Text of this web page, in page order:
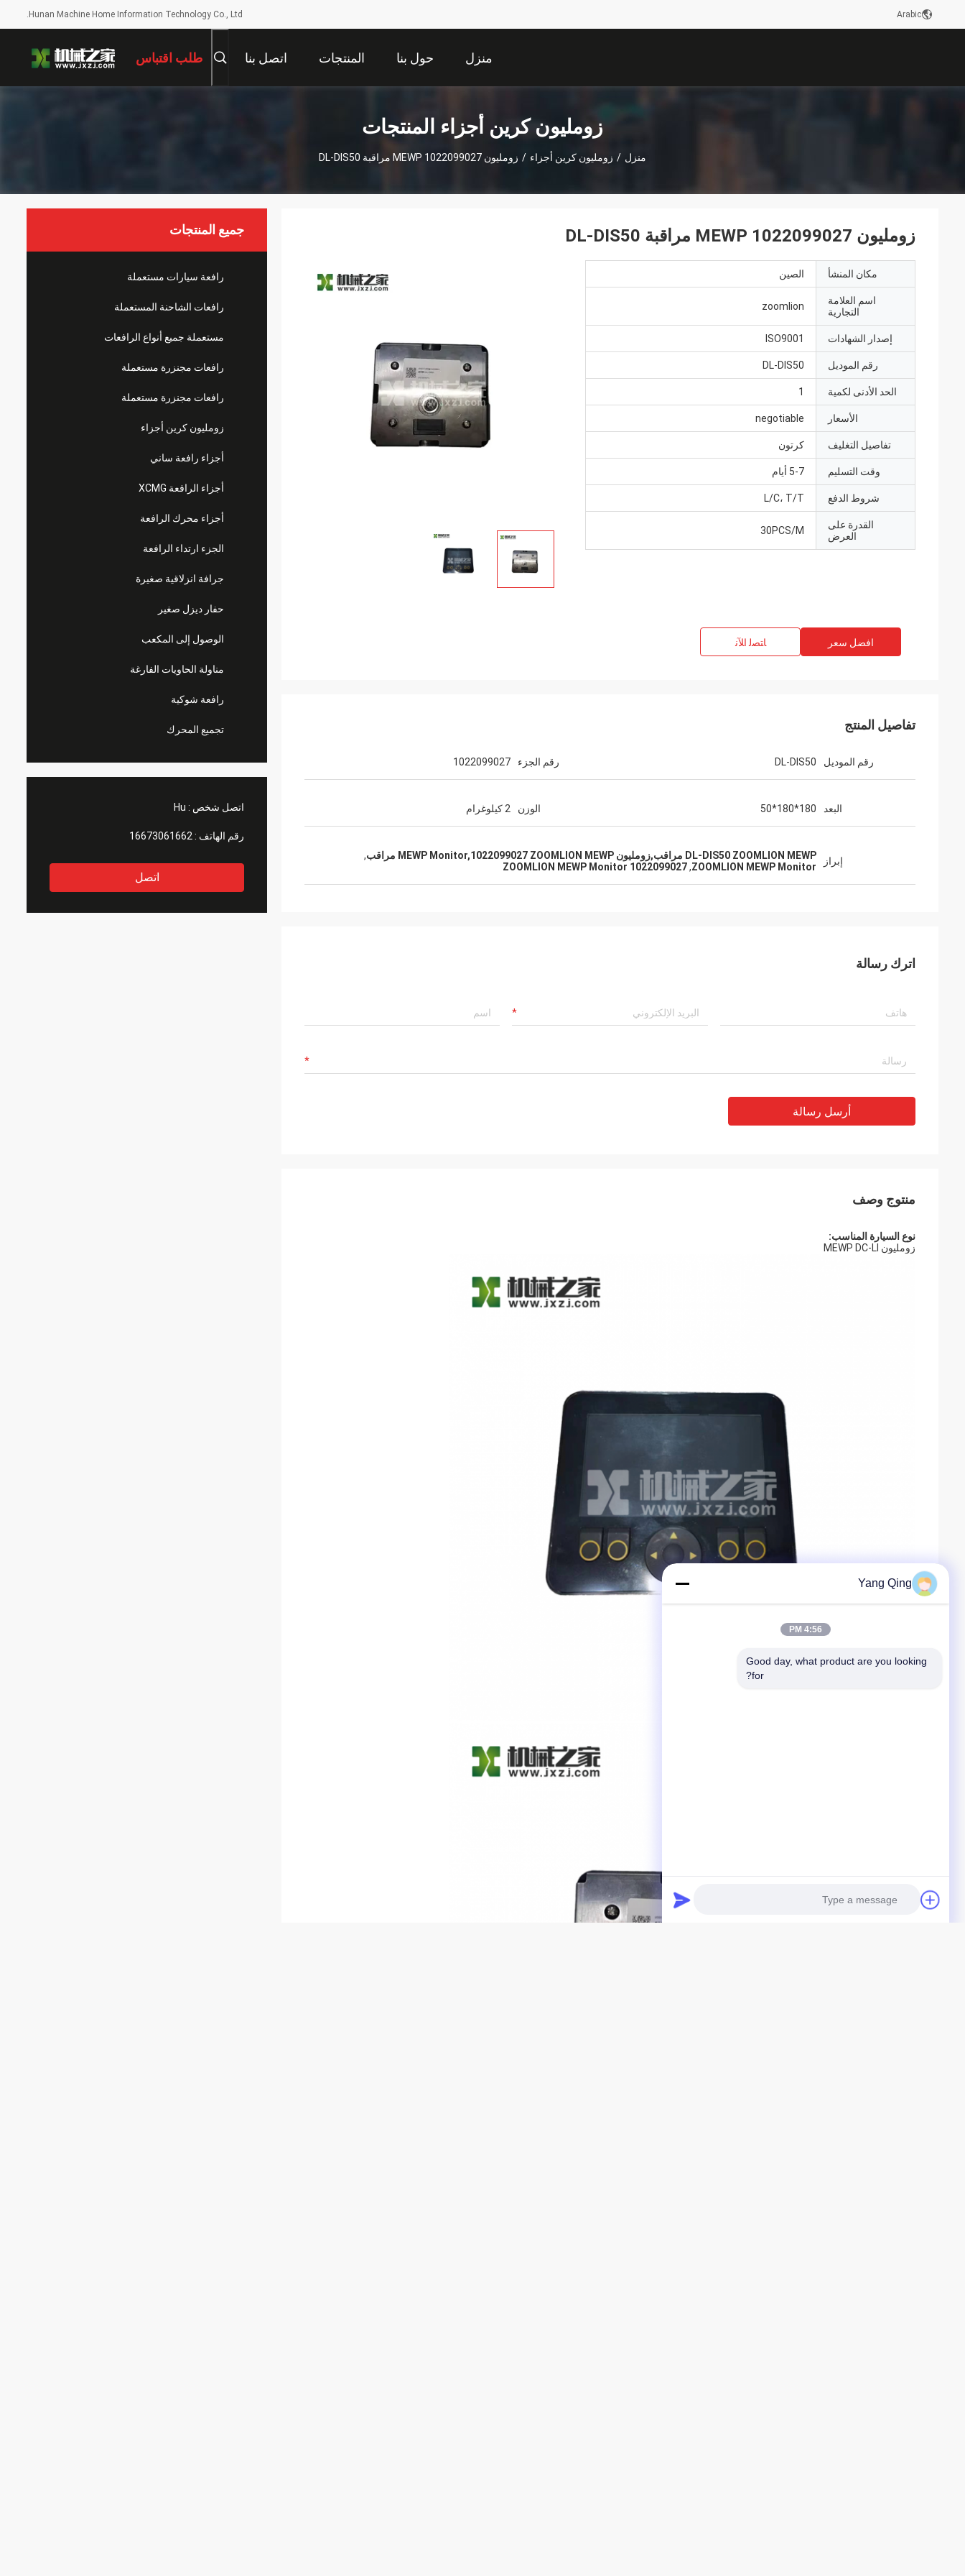
Hunan Machine Home Information Technology Co., Ltd. Arabic
منزل حول بنا المنتجات اتصل بنا طلب اقتباس
زومليون كرين أجزاء المنتجات
منزل / زومليون كرين أجزاء / زومليون MEWP 1022099027 مراقبة DL-DIS50
جميع المنتجات
رافعة سيارات مستعملة
رافعات الشاحنة المستعملة
مستعملة جميع أنواع الرافعات
رافعات مجنزرة مستعملة
رافعات مجنزرة مستعملة
زومليون كرين أجزاء
أجزاء رافعة ساني
أجزاء الرافعة XCMG
أجزاء محرك الرافعة
الجزء ارتداء الرافعة
جرافة انزلاقية صغيرة
حفار ديزل صغير
الوصول إلى المكعب
مناولة الحاويات الفارغة
رافعة شوكية
تجميع المحرك
اتصل شخص : Hu
رقم الهاتف : 16673061662
اتصل
زومليون MEWP 1022099027 مراقبة DL-DIS50
مكان المنشأ الصين
اسم العلامة
التجارية
zoomlion
إصدار الشهادات ISO9001
رقم الموديل DL-DIS50
الحد الأدنى لكمية 1
الأسعار negotiable
تفاصيل التغليف كرتون
وقت التسليم 5-7 أيام
شروط الدفع L/C، T/T
القدرة على
العرض
30PCS/M
افضل سعر ﺎﺘﺼﻟ ﺍﻶﻧ
تفاصيل المنتج
رقم الموديل DL-DIS50 رقم الجزء 1022099027
البعد 180*180*50 الوزن 2 كيلوغرام
إبراز DL-DIS50 ZOOMLION MEWP مراقب,زومليون MEWP Monitor,1022099027 ZOOMLION MEWP مراقب
,
ZOOMLION MEWP Monitor
,
1022099027 ZOOMLION MEWP Monitor
اترك رسالة
أرسل رسالة
منتوج وصف
نوع السيارة المناسب:
زومليون MEWP DC-LI
Yang Qing
4:56 PM
Good day, what product are you looking
for?